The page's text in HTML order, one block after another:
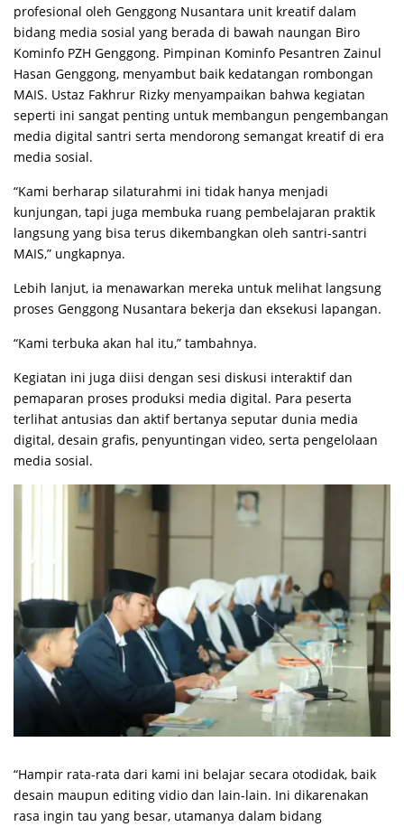
profesional oleh Genggong Nusantara unit kreatif dalam
bidang media sosial yang berada di bawah naungan Biro
Kominfo PZH Genggong. Pimpinan Kominfo Pesantren Zainul
Hasan Genggong, menyambut baik kedatangan rombongan
MAIS. Ustaz Fakhrur Rizky menyampaikan bahwa kegiatan
seperti ini sangat penting untuk membangun pengembangan
media digital santri serta mendorong semangat kreatif di era
media sosial.
“Kami berharap silaturahmi ini tidak hanya menjadi
kunjungan, tapi juga membuka ruang pembelajaran praktik
langsung yang bisa terus dikembangkan oleh santri-santri
MAIS,” ungkapnya.
Lebih lanjut, ia menawarkan mereka untuk melihat langsung
proses Genggong Nusantara bekerja dan eksekusi lapangan.
“Kami terbuka akan hal itu,” tambahnya.
Kegiatan ini juga diisi dengan sesi diskusi interaktif dan
pemaparan proses produksi media digital. Para peserta
terlihat antusias dan aktif bertanya seputar dunia media
digital, desain grafis, penyuntingan video, serta pengelolaan
media sosial.
“Hampir rata-rata dari kami ini belajar secara otodidak, baik
desain maupun editing vidio dan lain-lain. Ini dikarenakan
rasa ingin tau yang besar, utamanya dalam bidang